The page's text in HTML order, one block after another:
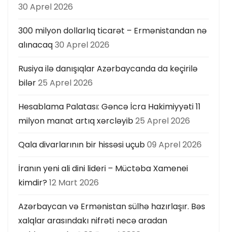
30 Aprel 2026
300 milyon dollarlıq ticarət – Ermənistandan nə
alınacaq30 Aprel 2026
Rusiya ilə danışıqlar Azərbaycanda da keçirilə
bilər25 Aprel 2026
Hesablama Palatası: Gəncə İcra Hakimiyyəti 11
milyon manat artıq xərcləyib25 Aprel 2026
Qala divarlarının bir hissəsi uçub09 Aprel 2026
İranın yeni ali dini lideri – Müctəba Xamenei
kimdir? 12 Mart 2026
Azərbaycan və Ermənistan sülhə hazırlaşır. Bəs
xalqlar arasındakı nifrəti necə aradan